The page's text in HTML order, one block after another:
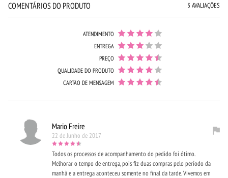
COMENTÁRIOS DO PRODUTO 3 AVALIAÇÕES
ATENDIMENTO
ENTREGA
PREÇO
QUALIDADE DO PRODUTO
CARTÃO DE MENSAGEM
Mario Freire
22 de Junho de 2017
Todos os processos de acompanhamento do pedido foi ótimo.
Melhorar o tempo de entrega, pois fiz duas compras pelo período da
manhã e a entrega aconteceu somente no final da tarde. Vivemos em